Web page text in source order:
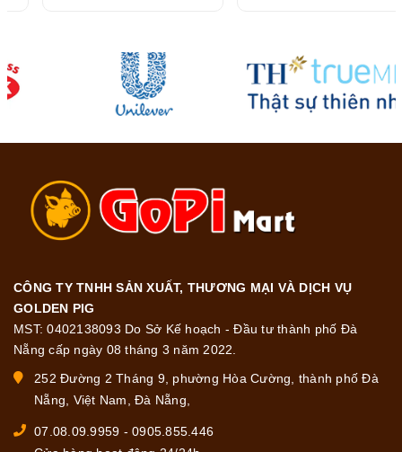
CÔNG TY TNHH SẢN XUẤT, THƯƠNG MẠI VÀ DỊCH VỤ
GOLDEN PIG
MST: 0402138093 Do Sở Kế hoạch - Đầu tư thành phố Đà
Nẵng cấp ngày 08 tháng 3 năm 2022.
252 Đường 2 Tháng 9, phường Hòa Cường, thành phố Đà
Nẵng, Việt Nam, Đà Nẵng,
07.08.09.9959 - 0905.855.446